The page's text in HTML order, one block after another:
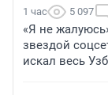
1 час 5 097
«Я не
звездой
искал весь